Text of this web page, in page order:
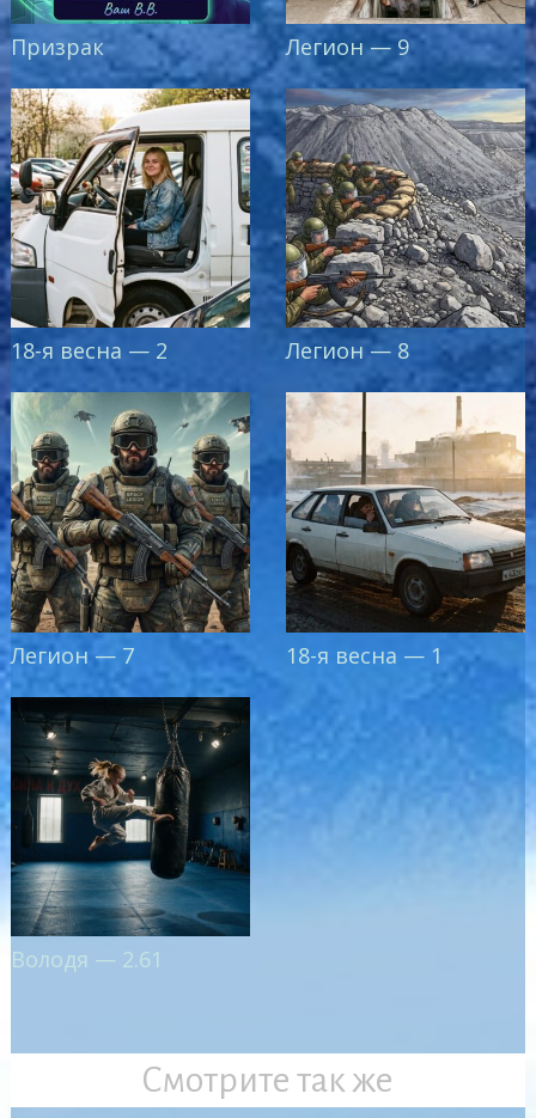
Призрак Легион — 9
18-я весна — 2 Легион — 8
Легион — 7 18-я весна — 1
Володя — 2.61
Смотрите так же